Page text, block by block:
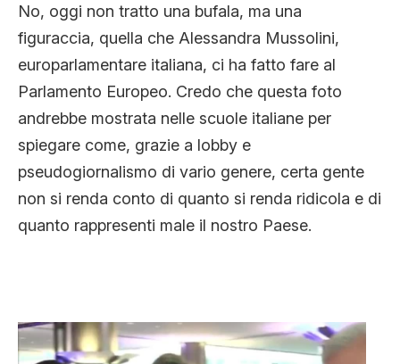
EDITORIALI
TRUFFE E SOCIAL NETWORK
CLIMA ED ENERGIA
CONTATTI
No, oggi non tratto una bufala, ma una
figuraccia, quella che Alessandra Mussolini,
europarlamentare italiana, ci ha fatto fare al
Parlamento Europeo. Credo che questa foto
andrebbe mostrata nelle scuole italiane per
spiegare come, grazie a lobby e
pseudogiornalismo di vario genere, certa gente
non si renda conto di quanto si renda ridicola e di
quanto rappresenti male il nostro Paese.